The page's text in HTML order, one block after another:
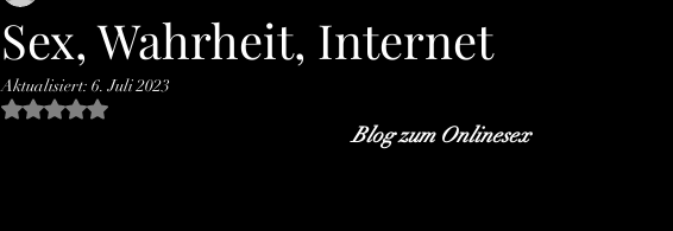
Sex, Wahrheit, Internet
Aktualisiert: 6. Juli 2023
Mit NaN von 5 Sternen bewertet.
Blog zum Onlinesex